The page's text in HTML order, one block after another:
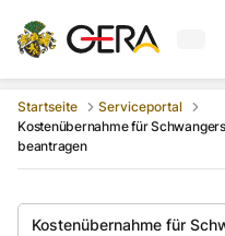
Startseite
Serviceportal
Kostenübernahme für
beantragen
Kostenübernahme für